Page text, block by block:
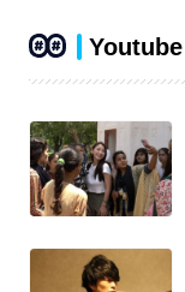
Youtube